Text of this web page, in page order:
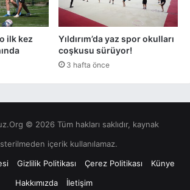
ilk kez
Yıldırım’da yaz spor okulları
coşkusu sürüyor!
3 hafta önce
© 2026 Tüm hakları saklıdır, kaynak
içerik kullanılamaz.
Gizlilik Politikası Çerez Politikası
Künye
Hakkımızda
İletişim